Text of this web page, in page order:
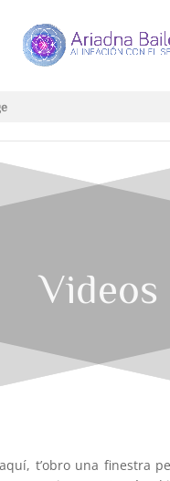
Videos
t’obro una finestra